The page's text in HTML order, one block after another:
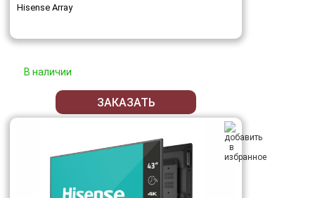
Hisense Array
В наличии
ЗАКАЗАТЬ